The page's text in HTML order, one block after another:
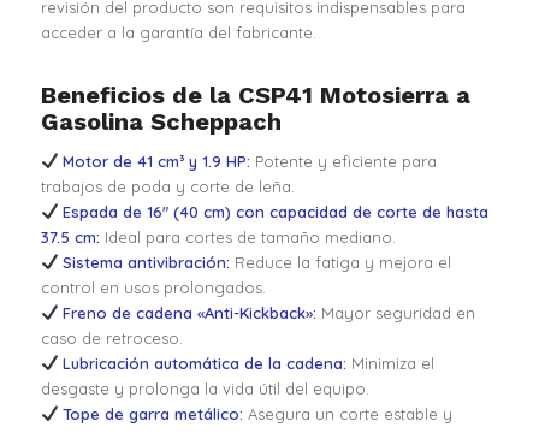
revisión del producto son requisitos indispensables para
acceder a la garantía del fabricante.
Beneficios de la CSP41 Motosierra a
Gasolina Scheppach
Motor de 41 cm³ y 1.9 HP: Potente y eficiente para
trabajos de poda y corte de leña.
Espada de 16″ (40 cm) con capacidad de corte de hasta
37.5 cm: Ideal para cortes de tamaño mediano.
Sistema antivibración: Reduce la fatiga y mejora el
control en usos prolongados.
Freno de cadena «Anti-Kickback»: Mayor seguridad en
caso de retroceso.
Lubricación automática de la cadena: Minimiza el
desgaste y prolonga la vida útil del equipo.
Tope de garra metálico: Asegura un corte estable y